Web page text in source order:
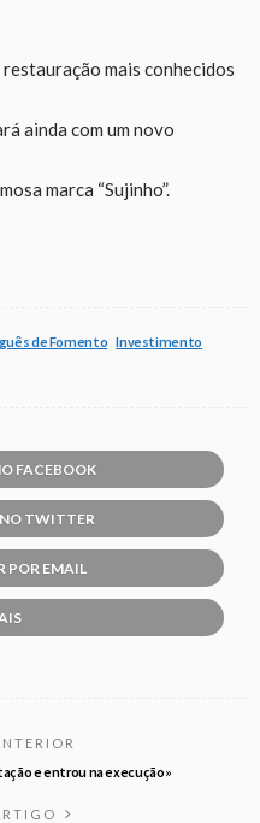
mais conhecidos
ainda com um novo
marca “Sujinho”.
de Fomento Investimento
FACEBOOK
TWITTER
POR EMAIL
e entrou na execução»